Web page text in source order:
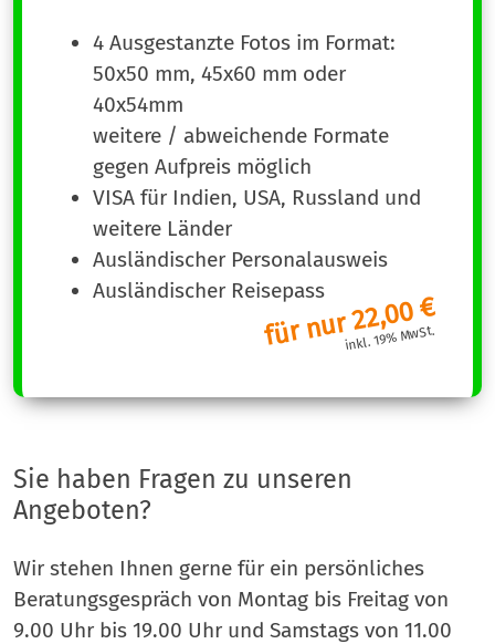
4 Ausgestanzte Fotos im Format:
50x50 mm, 45x60 mm oder
40x54mm
weitere / abweichende Formate
gegen Aufpreis möglich
VISA für Indien, USA, Russland und
weitere Länder
Ausländischer Personalausweis
Ausländischer Reisepass
für nur 22,00 €
inkl. 19% MwSt.
Sie haben Fragen zu unseren
Angeboten?
Wir stehen Ihnen gerne für ein persönliches
Beratungsgespräch von Montag bis Freitag von
9.00 Uhr bis 19.00 Uhr und Samstags von 11.00